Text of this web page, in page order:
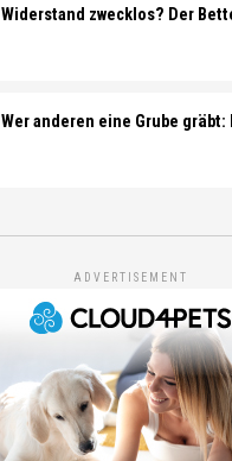
Widerstand zwecklos? Der
Wer anderen eine Grube gräbt:
ADVERTISEMENT